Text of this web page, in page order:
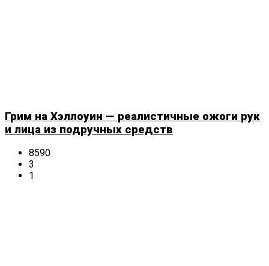
Грим на Хэллоуин — реалистичные ожоги рук
и лица из подручных средств
8590
3
1